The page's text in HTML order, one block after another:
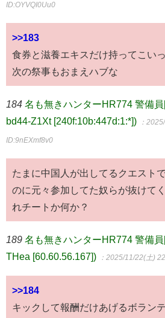
ID:OYVQI0Uu0
>>183
食券と滋養エキスだけ持ってこい
次の祭事もおまえハブな
184 名も無きハンターHR774 警備員
bd44-Z1Xt [240f:10b:447d:1:*])
：
ID:9nEXmf8v0
たまに中国人が出してるクエスト
のに元々参加してた奴らが抜けて
れチートか何か？
189 名も無きハンターHR774 警備員
THea [60.60.56.167])
：2025/11/22(土)
>>184
キックして報酬だけあげるボラン